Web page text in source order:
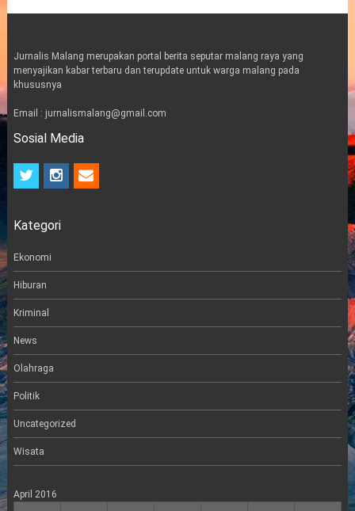
Jurnalis Malang merupakan portal berita seputar malang raya yang
menyajikan kabar terbaru dan terupdate untuk warga malang pada
khususnya
Email : jurnalismalang@gmail.com
Sosial Media
t
t
r
i
n
a
e
m
Kategori
Ekonomi
Hiburan
Kriminal
News
Olahraga
Politik
Uncategorized
Wisata
April 2016